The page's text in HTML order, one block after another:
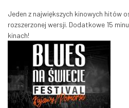
Jeden z największych kinowych hitów
rozszerzonej wersji. Dodatkowe 15
kinach!